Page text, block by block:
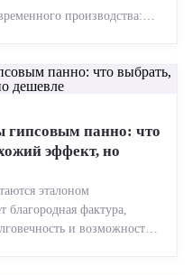
производства:
гипсовым панно: что
эффект, но
эталоном
благородная фактура,
и возможность